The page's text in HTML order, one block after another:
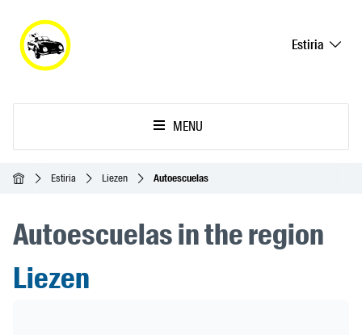
Estiria
MENU
Inicio Estiria Liezen Autoescuelas
Autoescuelas in the region
Liezen